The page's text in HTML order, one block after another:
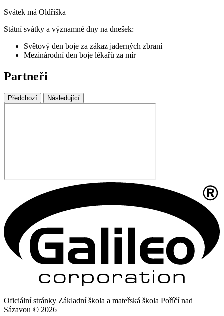
Svátek má Oldřiška
Státní svátky a významné dny na dnešek:
Světový den boje za zákaz jaderných zbraní
Mezinárodní den boje lékařů za mír
Partneři
Předchozí Následující
Oficiální stránky Základní škola a mateřská škola Poříčí nad
Sázavou © 2026